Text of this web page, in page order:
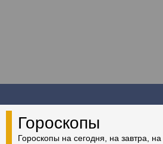
Гороскопы
Гороскопы на сегодня, на завтра,